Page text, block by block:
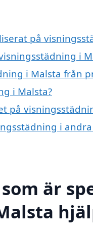
på
i
i Malsta från
i Malsta?
på
i
är